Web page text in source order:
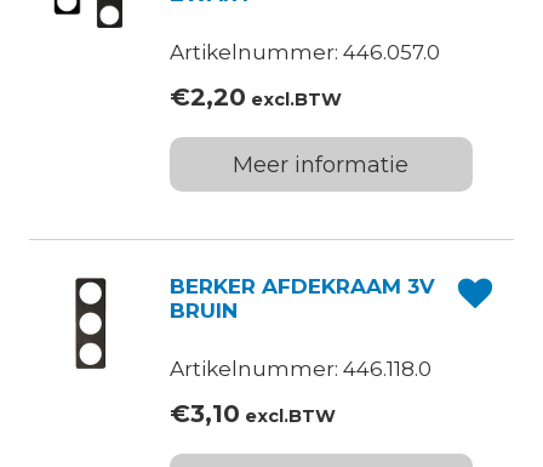
Artikelnummer: 446.057.0
€2,20 excl.BTW
Meer informatie
BERKER AFDEKRAAM 3V
BRUIN
Artikelnummer: 446.118.0
€3,10 excl.BTW